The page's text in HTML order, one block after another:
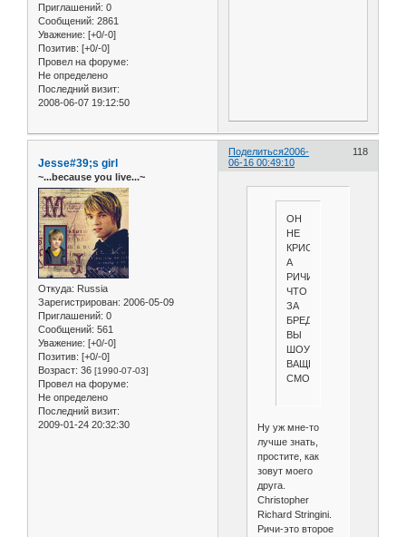
Приглашений: 0
Сообщений: 2861
Уважение: [+0/-0]
Позитив: [+0/-0]
Провел на форуме:
Не определено
Последний визит:
2008-06-07 19:12:50
Поделиться 118
2006-
06-16 00:49:10
Jesse#39;s girl
~...because you live...~
Откуда: Russia
Зарегистрирован: 2006-05-09
Приглашений: 0
Сообщений: 561
Уважение: [+0/-0]
Позитив: [+0/-0]
Возраст: 36 [1990-07-03]
Провел на форуме:
Не определено
Последний визит:
2009-01-24 20:32:30
ОН
НЕ
КРИС
А
РИЧИ!
ЧТО
ЗА
БРЕД!
ВЫ
ШОУ
ВАЩЕ
СМОТРЕЛИ?
Ну уж мне-то
лучше знать,
простите, как
зовут моего
друга.
Christopher
Richard Stringini.
Ричи-это второе